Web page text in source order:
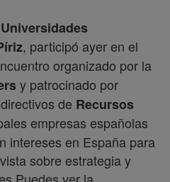
Universidades
, participó ayer en el
organizado por la
y patrocinado por
de Recursos
empresas españolas
intereses en España para
sobre estrategia y